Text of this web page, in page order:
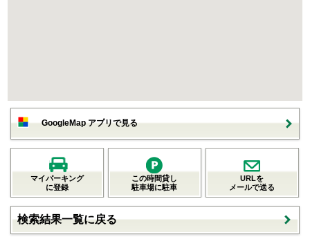
GoogleMap アプリで見る
マイパーキング
に登録
この時間貸し
駐車場に駐車
URLを
メールで送る
検索結果一覧に戻る